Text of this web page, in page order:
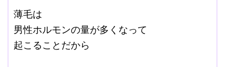
薄毛は
男性ホルモンの量が多くなって
起こることだから